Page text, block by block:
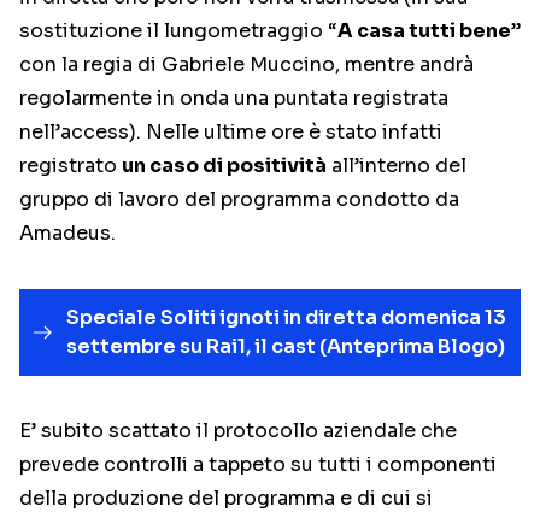
sostituzione il lungometraggio “A casa tutti bene”
con la regia di Gabriele Muccino, mentre andrà
regolarmente in onda una puntata registrata
nell’access). Nelle ultime ore è stato infatti
registrato un caso di positività all’interno del
gruppo di lavoro del programma condotto da
Amadeus.
Speciale Soliti ignoti in diretta domenica 13
settembre su Rai1, il cast (Anteprima Blogo)
E’ subito scattato il protocollo aziendale che
prevede controlli a tappeto su tutti i componenti
della produzione del programma e di cui si